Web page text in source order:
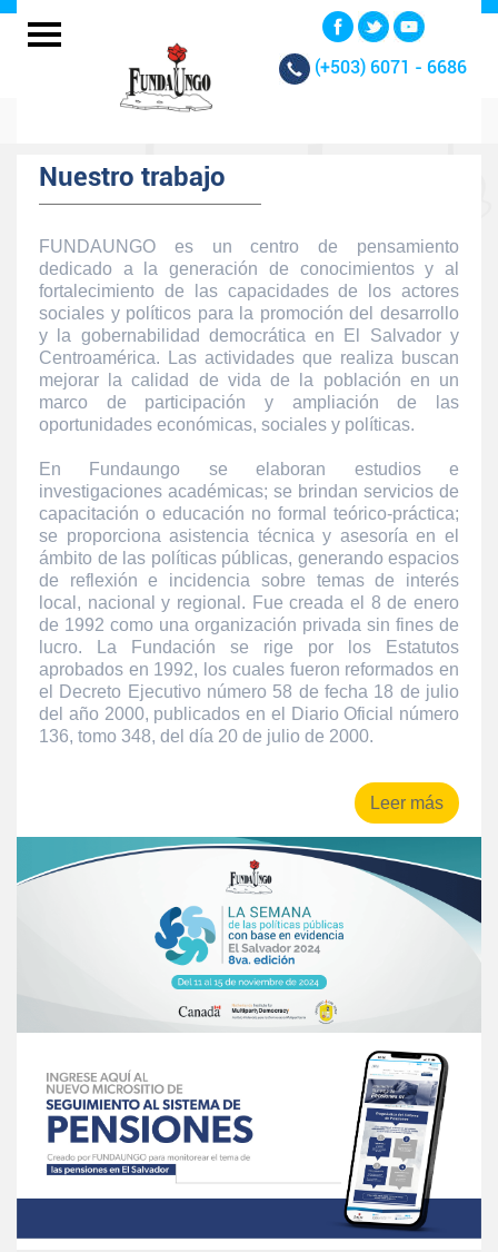
(+503) 6071 - 6686
Nuestro trabajo
FUNDAUNGO es un centro de pensamiento
dedicado a la generación de conocimientos y al
fortalecimiento de las capacidades de los actores
sociales y políticos para la promoción del desarrollo
y la gobernabilidad democrática en El Salvador y
Centroamérica. Las actividades que realiza buscan
mejorar la calidad de vida de la población en un
marco de participación y ampliación de las
oportunidades económicas, sociales y políticas.
En Fundaungo se elaboran estudios e
investigaciones académicas; se brindan servicios de
capacitación o educación no formal teórico-práctica;
se proporciona asistencia técnica y asesoría en el
ámbito de las políticas públicas, generando espacios
de reflexión e incidencia sobre temas de interés
local, nacional y regional. Fue creada el 8 de enero
de 1992 como una organización privada sin fines de
lucro. La Fundación se rige por los Estatutos
aprobados en 1992, los cuales fueron reformados en
el Decreto Ejecutivo número 58 de fecha 18 de julio
del año 2000, publicados en el Diario Oficial número
136, tomo 348, del día 20 de julio de 2000.
Leer más